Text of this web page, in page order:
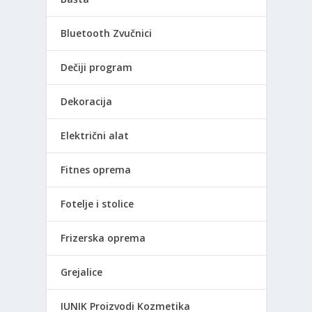
Bluetooth Zvučnici
Dečiji program
Dekoracija
Električni alat
Fitnes oprema
Fotelje i stolice
Frizerska oprema
Grejalice
IUNIK Proizvodi Kozmetika